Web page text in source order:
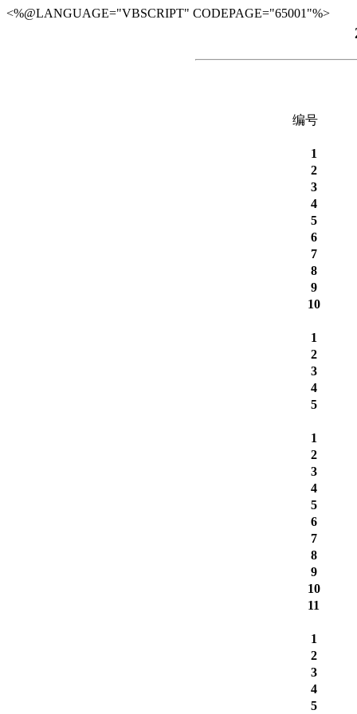
<%@LANGUAGE="VBSCRIPT" CODEPAGE="65001"%>
编号
1
2
3
4
5
6
7
8
9
10
1
2
3
4
5
1
2
3
4
5
6
7
8
9
10
11
1
2
3
4
5